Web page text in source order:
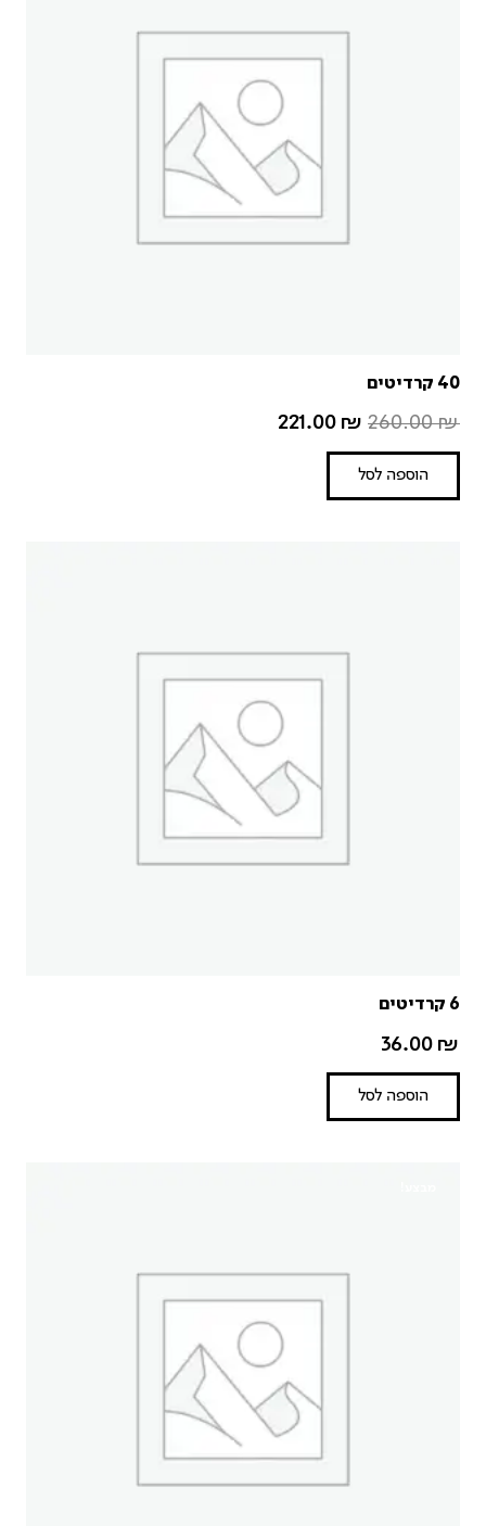
40 קרדיטים
260.00₪
221.00 ₪
הוספה לסל
6 קרדיטים
36.00 ₪
הוספה לסל